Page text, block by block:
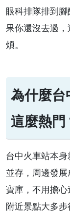
眼科排隊排到
果你還沒去過
煩。
為什麼台
這麼熱門
台中火車站本
並存，周邊發
寶庫，不用擔
附近景點大多